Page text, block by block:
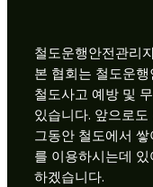
철도운행안전관리
본 협회는 철도운
철도사고 예방 및
있습니다. 앞으로
그동안 철도에서
를 이용하시는데
하겠습니다.